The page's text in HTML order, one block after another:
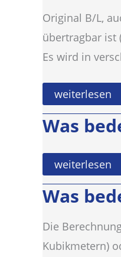
Original B/L,
übertragbar ist
Es wird in
Was
ist
der
Unterschied
zwischen
Bill
of
Lading
(B/L),
Telex
B/L
und
Seawaybill?
weiterlesen
Was
Was
bedeutet
ETD,
ETS
und
weiterlesen
Was
Die
Kubikmetern)